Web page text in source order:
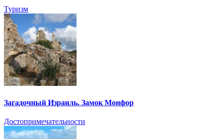
Туризм
Загадочный Израиль. Замок Монфор
Достопримечательности